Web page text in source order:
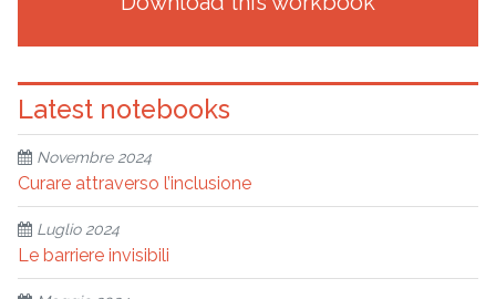
Latest notebooks
Novembre 2024
Curare attraverso l’inclusione
Luglio 2024
Le barriere invisibili